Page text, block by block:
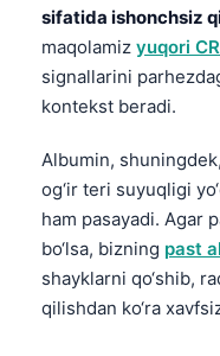
sifatida ishonchsiz
maqolamiz yuqori
signallarini
kontekst beradi.
Albumin,
og‘ir teri suyuqligi
ham pasayadi. Agar
bo‘lsa, bizning past
shayklarni qo‘shib,
qilishdan ko‘ra